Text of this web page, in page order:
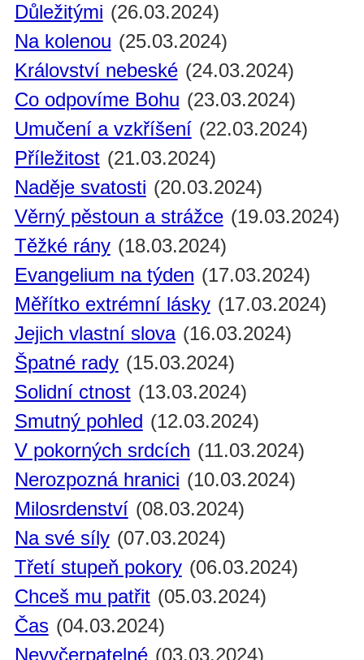
Důležitými (26.03.2024)
Na kolenou (25.03.2024)
Království nebeské (24.03.2024)
Co odpovíme Bohu (23.03.2024)
Umučení a vzkříšení (22.03.2024)
Příležitost (21.03.2024)
Naděje svatosti (20.03.2024)
Věrný pěstoun a strážce (19.03.2024)
Těžké rány (18.03.2024)
Evangelium na týden (17.03.2024)
Měřítko extrémní lásky (17.03.2024)
Jejich vlastní slova (16.03.2024)
Špatné rady (15.03.2024)
Solidní ctnost (13.03.2024)
Smutný pohled (12.03.2024)
V pokorných srdcích (11.03.2024)
Nerozpozná hranici (10.03.2024)
Milosrdenství (08.03.2024)
Na své síly (07.03.2024)
Třetí stupeň pokory (06.03.2024)
Chceš mu patřit (05.03.2024)
Čas (04.03.2024)
Nevyčerpatelné (03.03.2024)